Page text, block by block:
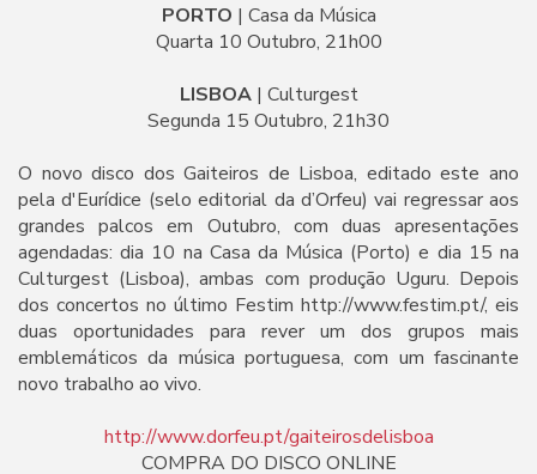
PORTO | Casa da Música
Quarta 10 Outubro, 21h00
LISBOA| Culturgest
Segunda 15 Outubro, 21h30
O novo disco dos Gaiteiros de Lisboa, editado este ano
pela d'Eurídice (selo editorial da d’Orfeu) vai regressar aos
grandes palcos em Outubro, com duas apresentações
agendadas: dia 10 na Casa da Música (Porto) e dia 15 na
Culturgest (Lisboa), ambas com produção Uguru. Depois
dos concertos no último Festim http://www.festim.pt/, eis
duas oportunidades para rever um dos grupos mais
emblemáticos da música portuguesa, com um fascinante
novo trabalho ao vivo.
http://www.dorfeu.pt/gaiteirosdelisboa
COMPRA DO DISCO ONLINE